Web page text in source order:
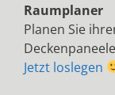
Raumplaner
Planen Sie
Jetzt loslegen